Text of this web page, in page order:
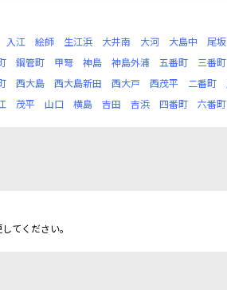
入江 絵師 生江浜 大井南 大河 大島中 尾坂
鋼管町 甲弩 神島 神島外浦 五番町 三番町
西大島 西大島新田 西大戸 西茂平 二番町
茂平 山口 横島 吉田 吉浜 四番町 六番町
てください。